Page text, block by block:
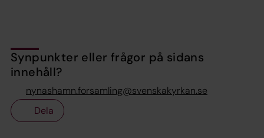
Synpunkter eller frågor på sidans
innehåll?
nynashamn.forsamling@svenskakyrkan.se
Dela